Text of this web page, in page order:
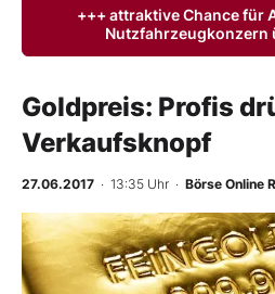
Anlageprodukte
Finanz-Check
BO-Musterdepots
+++ attraktive Chance für
Nutzfahrzeugkonzern
Goldpreis: Profis
Verkaufsknopf
27.06.2017 · 13:35 Uhr · Börse Online